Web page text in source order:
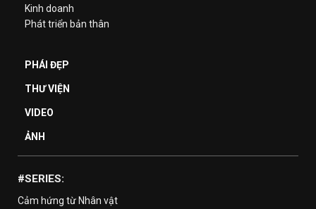
Kinh doanh
Phát triển bản thân
PHÁI ĐẸP
THƯ VIỆN
VIDEO
ẢNH
#SERIES:
Cảm hứng từ Nhân vật